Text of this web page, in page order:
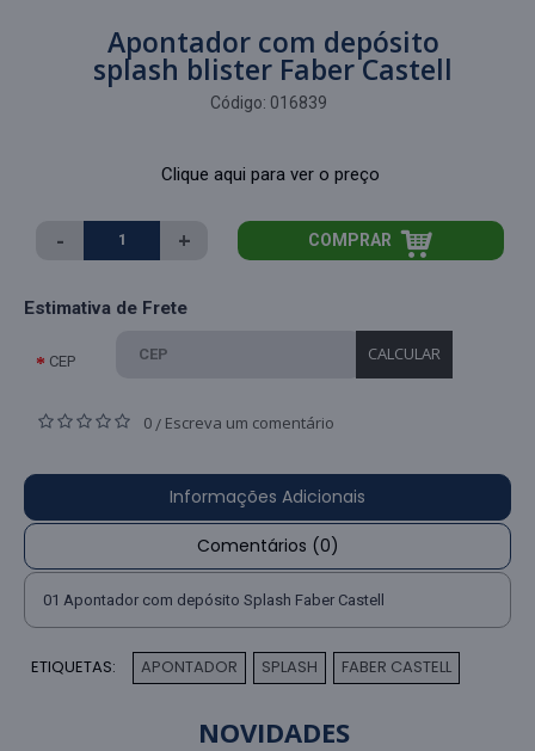
Apontador com depósito
splash blister Faber Castell
Código: 016839
Clique aqui para ver o preço
- + COMPRAR
Estimativa de Frete
CEP CALCULAR
0 / Escreva um comentário
Informações Adicionais
Comentários (0)
01 Apontador com depósito Splash Faber Castell
ETIQUETAS: APONTADOR SPLASH FABER CASTELL
NOVIDADES